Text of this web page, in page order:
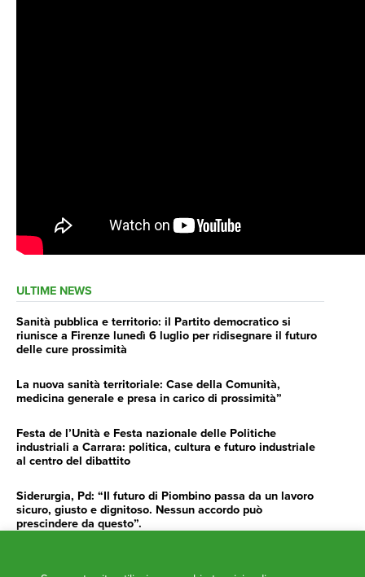
ULTIME NEWS
Sanità pubblica e territorio: il Partito democratico si
riunisce a Firenze lunedì 6 luglio per ridisegnare il futuro
delle cure prossimità
La nuova sanità territoriale: Case della Comunità,
medicina generale e presa in carico di prossimità”
Festa de l’Unità e Festa nazionale delle Politiche
industriali a Carrara: politica, cultura e futuro industriale
al centro del dibattito
Siderurgia, Pd: “Il futuro di Piombino passa da un lavoro
sicuro, giusto e dignitoso. Nessun accordo può
prescindere da questo”.
impegno e determinazione delle istituzioni”